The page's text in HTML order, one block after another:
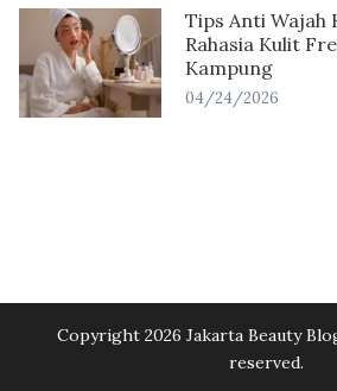
Tips Anti Wajah
Rahasia Kulit
Kampung
04/24/2026
Copyright 2026 Jakarta Beauty
reserved.